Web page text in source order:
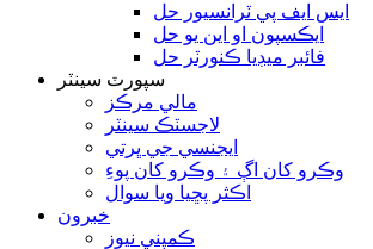
ايس ايف پي ٽرانسيور حل
ايڪسپون او اين يو حل
فائبر ميڊيا ڪنورٽر حل
سپورٽ سينٽر
مالي مرڪز
لاجسٽڪ سينٽر
ايجنسي جي ڀرتي
وڪرو کان اڳ ۽ وڪرو کان پوءِ
اڪثر پڇيا ويا سوال
خبرون
ڪمپني نيوز